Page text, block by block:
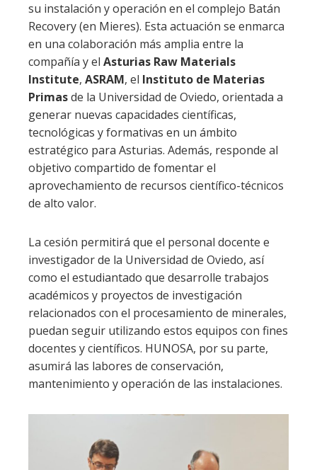
su instalación y operación en el complejo Batán
Recovery (en Mieres). Esta actuación se enmarca
en una colaboración más amplia entre la
compañía y el Asturias Raw Materials
Institute, ASRAM, el Instituto de Materias
Primasde la Universidad de Oviedo, orientada a
generar nuevas capacidades científicas,
tecnológicas y formativas en un ámbito
estratégico para Asturias. Además, responde al
objetivo compartido de fomentar el
aprovechamiento de recursos científico-técnicos
de alto valor.
La cesión permitirá que el personal docente e
investigador de la Universidad de Oviedo, así
como el estudiantado que desarrolle trabajos
académicos y proyectos de investigación
relacionados con el procesamiento de minerales,
puedan seguir utilizando estos equipos con fines
docentes y científicos. HUNOSA, por su parte,
asumirá las labores de conservación,
mantenimiento y operación de las instalaciones.